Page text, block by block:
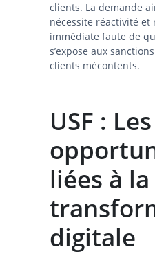
clients. La demande
nécessite réactivité et
immédiate faute de
s’expose aux
clients mécontents.
USF : Les
liées à la
digitale